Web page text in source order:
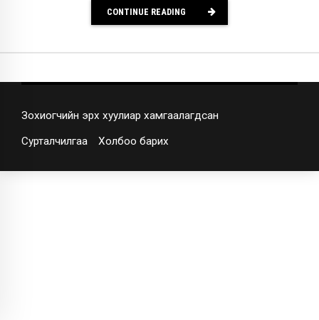
CONTINUE READING
Зохиогчийн эрх хуулиар хамгаалагдсан
Сурталчилгаа Холбоо барих